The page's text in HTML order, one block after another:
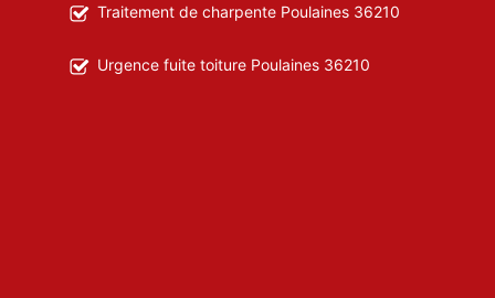
Traitement de charpente Poulaines 36210
Urgence fuite toiture Poulaines 36210